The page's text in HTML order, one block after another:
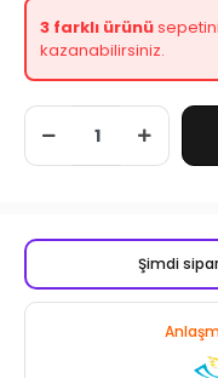
3 farklı ürünü
kazanabilirsiniz.
Şimdi